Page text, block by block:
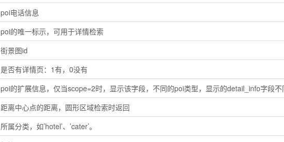
poi电话信息
poi的唯一标示，可用于详情检索
街景图id
是否有详情页：1有，0没有
poi的扩展信息，仅当scope=2时，显示该字段，不同的poi类型，显示的detail_info字段不
距离中心点的距离，圆形区域检索时返回
所属分类，如’hotel’、’cater’。